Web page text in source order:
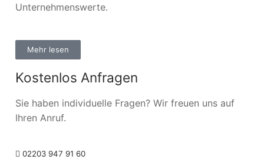
Unternehmenswerte.
Mehr lesen
Kostenlos Anfragen
Sie haben individuelle Fragen? Wir freuen uns auf
Ihren Anruf.
02203 947 91 60